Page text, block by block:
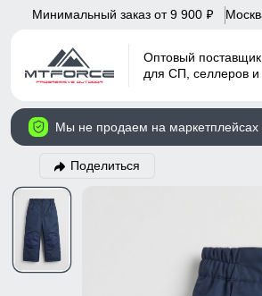
Минимальный заказ от 9 900 p
Оптовый
для СП, селлеров и
Мы не продаем на
Поделиться